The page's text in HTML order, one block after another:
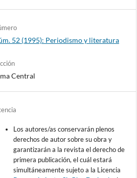
52 (1995): Periodismo y literatura
Central
Los autores/as conservarán plenos
derechos de autor sobre su obra y
garantizarán a la revista el derecho de
primera publicación, el cuál estará
simultáneamente sujeto a la Licencia